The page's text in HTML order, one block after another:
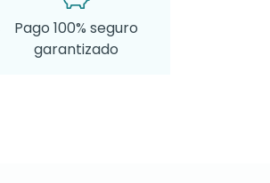
Pago 100% seguro
garantizado